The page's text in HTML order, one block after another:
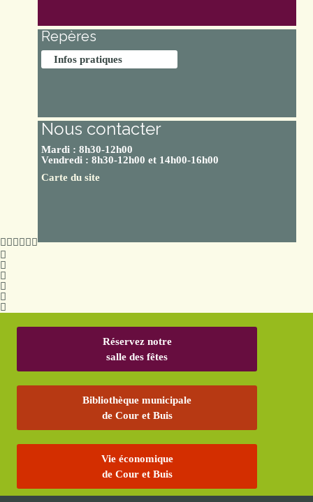
Repères
Infos pratiques
Nous contacter
Mardi : 8h30-12h00
Vendredi : 8h30-12h00 et 14h00-16h00
Carte du site
Réservez notre
salle des fêtes
Bibliothèque municipale
de Cour et Buis
Vie économique
de Cour et Buis